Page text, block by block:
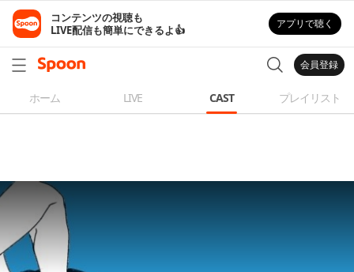
コンテンツの視聴も
LIVE配信も簡単にできるよ👍
アプリで聴く
会員登録
ホーム LIVE CAST プレイリスト